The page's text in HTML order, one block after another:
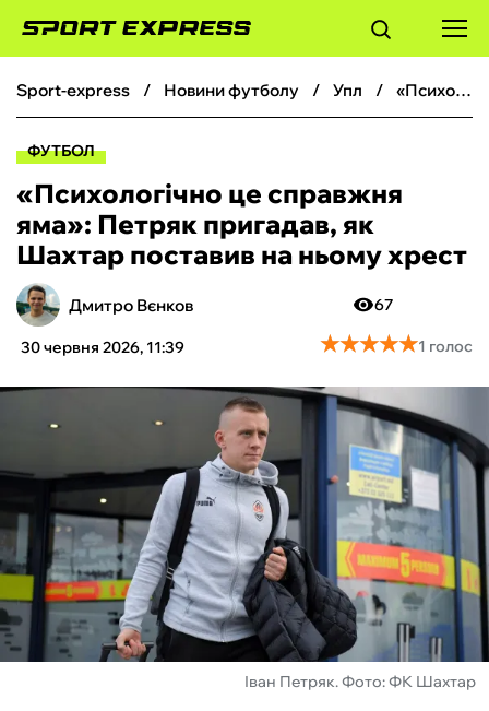
ФУТБОЛ
БОКС
ХОКЕЙ
ТЕНІС
ЧС-2026
ФУТЗАЛ
ІНШІ
БУКМЕКЕРИ
sport-express новини футболу упл «Психологічно це справжня яма»: Петряк пригадав, як Шахтар поставив на ньому хрест
ФУТБОЛ
«Психологічно це справжня
яма»: Петряк пригадав, як
Шахтар поставив на ньому хрест
Дмитро Вєнков
30 червня 2026, 11:39
67
★★★★★
★★★★★1 голос
Іван Петряк. Фото: ФК Шахтар